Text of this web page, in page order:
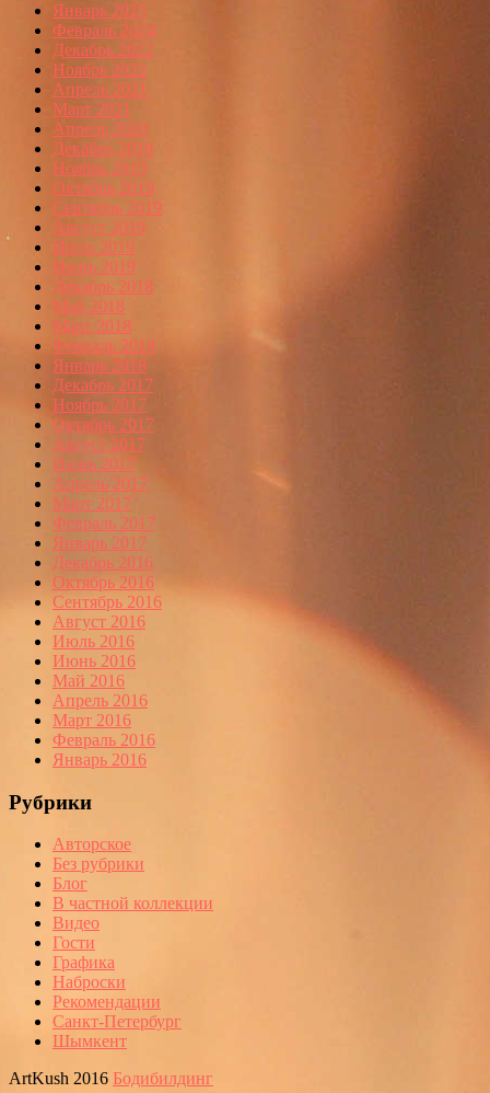
Январь 2025
Февраль 2024
Декабрь 2022
Ноябрь 2022
Апрель 2021
Март 2021
Апрель 2020
Декабрь 2019
Ноябрь 2019
Октябрь 2019
Сентябрь 2019
Август 2019
Июль 2019
Июнь 2019
Декабрь 2018
Май 2018
Март 2018
Февраль 2018
Январь 2018
Декабрь 2017
Ноябрь 2017
Октябрь 2017
Август 2017
Июнь 2017
Апрель 2017
Март 2017
Февраль 2017
Январь 2017
Декабрь 2016
Октябрь 2016
Сентябрь 2016
Август 2016
Июль 2016
Июнь 2016
Май 2016
Апрель 2016
Март 2016
Февраль 2016
Январь 2016
Рубрики
Авторское
Без рубрики
Блог
В частной коллекции
Видео
Гости
Графика
Наброски
Рекомендации
Санкт-Петербург
Шымкент
ArtKush 2016 Бодибилдинг